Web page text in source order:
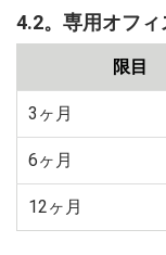
4.2。専用オフ
限目
3ヶ月
6ヶ月
12ヶ月